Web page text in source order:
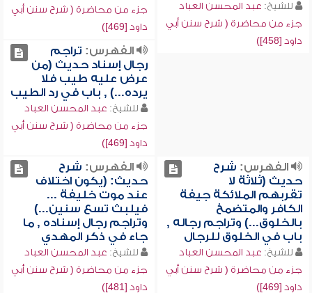
للشيخ: عبد المحسن العباد
جزء من محاضرة ( شرح سنن أبي
داود [458])
جزء من محاضرة ( شرح سنن أبي
داود [469])
الفهرس: تراجم
رجال إسناد حديث (من
عرض عليه طيب فلا
يرده...) , باب في رد الطيب
للشيخ: عبد المحسن العباد
جزء من محاضرة ( شرح سنن أبي
داود [469])
الفهرس: شرح
حديث (ثلاثة لا
تقربهم الملائكة جيفة
الكافر والمتضمخ
بالخلوق...) وتراجم رجاله ,
باب في الخلوق للرجال
للشيخ: عبد المحسن العباد
جزء من محاضرة ( شرح سنن أبي
داود [469])
الفهرس: شرح
حديث: (يكون اختلاف
عند موت خليفة ...
فيلبث تسع سنين...)
وتراجم رجال إسناده , ما
جاء في ذكر المهدي
للشيخ: عبد المحسن العباد
جزء من محاضرة ( شرح سنن أبي
داود [481])